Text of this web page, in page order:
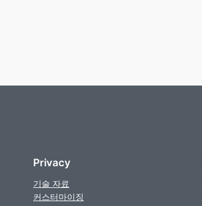
Privacy
기술 자료
커스터마이징